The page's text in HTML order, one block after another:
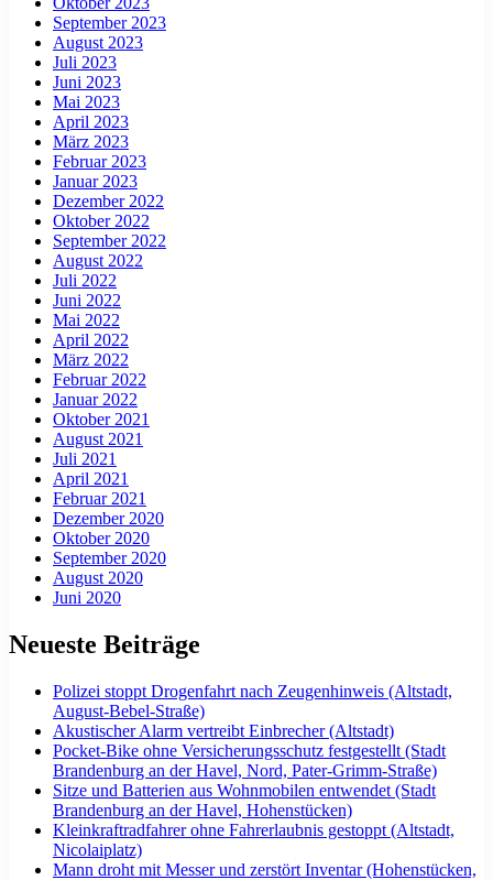
September 2023
August 2023
Juli 2023
Juni 2023
Mai 2023
April 2023
März 2023
Februar 2023
Januar 2023
Dezember 2022
Oktober 2022
September 2022
August 2022
Juli 2022
Juni 2022
Mai 2022
April 2022
März 2022
Februar 2022
Januar 2022
Oktober 2021
August 2021
Juli 2021
April 2021
Februar 2021
Dezember 2020
Oktober 2020
September 2020
August 2020
Juni 2020
Neueste Beiträge
Polizei stoppt Drogenfahrt nach Zeugenhinweis (Altstadt,
August-Bebel-Straße)
Akustischer Alarm vertreibt Einbrecher (Altstadt)
Pocket-Bike ohne Versicherungsschutz festgestellt (Stadt
Brandenburg an der Havel, Nord, Pater-Grimm-Straße)
Sitze und Batterien aus Wohnmobilen entwendet (Stadt
Brandenburg an der Havel, Hohenstücken)
Kleinkraftradfahrer ohne Fahrerlaubnis gestoppt (Altstadt,
Nicolaiplatz)
Mann droht mit Messer und zerstört Inventar (Hohenstücken,